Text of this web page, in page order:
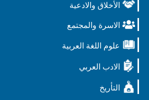
الأخلاق والادعية
الاسرة والمجتمع
علوم اللغة العربية
الادب العربي
التأريخ